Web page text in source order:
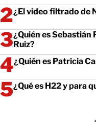
¿El video filtrado de
¿Quién es Sebastián
Ruiz?
¿Quién es Patricia
¿Qué es H22 y para